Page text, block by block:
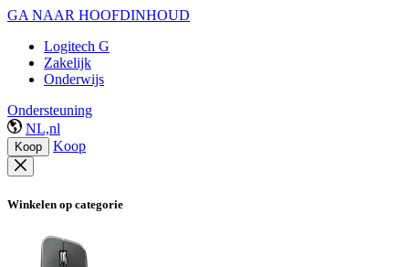
GA NAAR HOOFDINHOUD
Logitech G
Zakelijk
Onderwijs
Ondersteuning
NL,nl
Koop Koop
Winkelen op categorie